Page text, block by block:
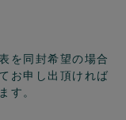
を同封希望の場合
お申し出頂ければ
す。